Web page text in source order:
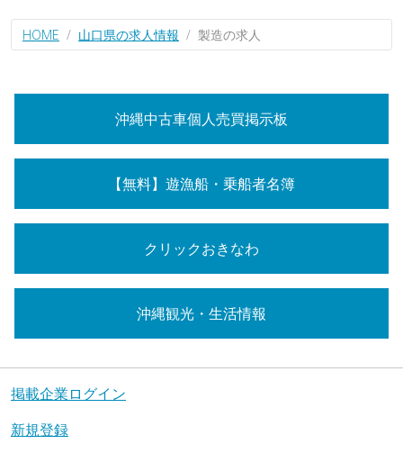
HOME 山口県の求人情報 製造の求人
沖縄中古車個人売買掲示板
【無料】遊漁船・乗船者名簿
クリックおきなわ
沖縄観光・生活情報
掲載企業ログイン
新規登録